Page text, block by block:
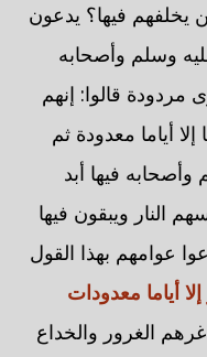
يخلفهم فيها؟ يدعون
وسلم وأصحابه
مردودة قالوا: إنهم
أياما معدودة ثم
فيها أبد
النار ويبقون فيها
عوامهم بهذا القول
أياما معدودات
غرهم الغرور والخداع